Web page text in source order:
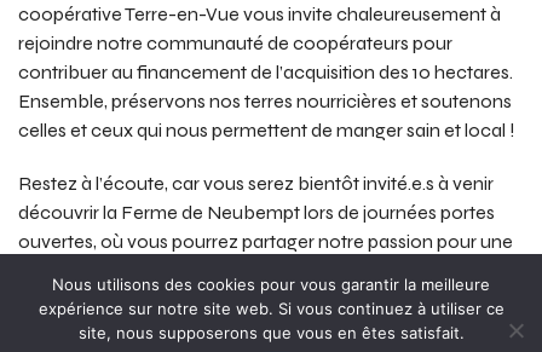
coopérative Terre-en-Vue vous invite chaleureusement à
rejoindre notre communauté de coopérateurs pour
contribuer au financement de l’acquisition des 10 hectares.
Ensemble, préservons nos terres nourricières et soutenons
celles et ceux qui nous permettent de manger sain et local !
Restez à l’écoute, car vous serez bientôt invité.e.s à venir
découvrir la Ferme de Neubempt lors de journées portes
ouvertes, où vous pourrez partager notre passion pour une
Nous utilisons des cookies pour vous garantir la meilleure
expérience sur notre site web. Si vous continuez à utiliser ce
site, nous supposerons que vous en êtes satisfait.